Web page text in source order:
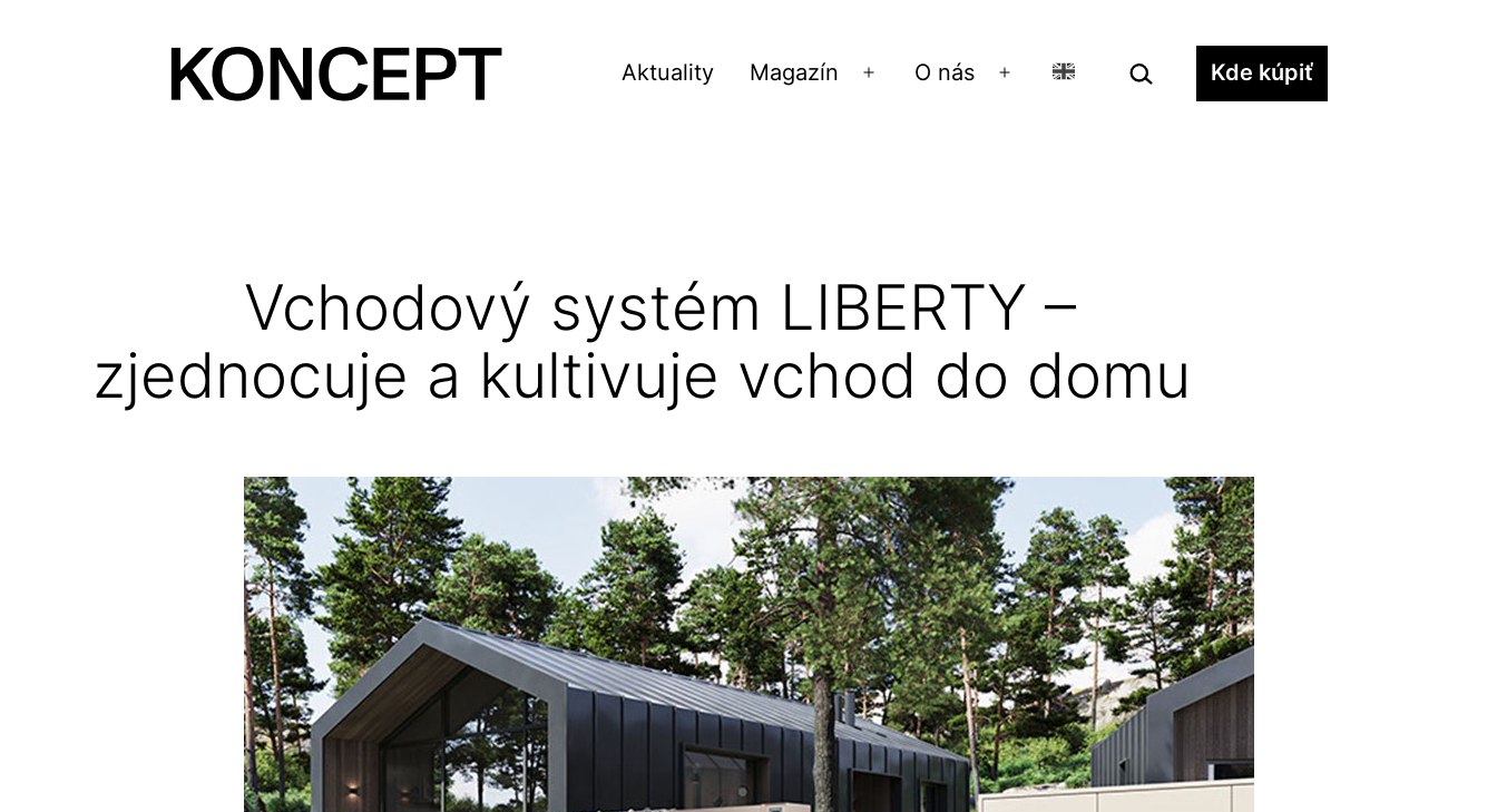
Aktuality Magazín
Otvoriť
O nás
Otvoriť
Hľadať… Kde kúpiť
Vchodový systém LIBERTY –
zjednocuje a kultivuje vchod do domu